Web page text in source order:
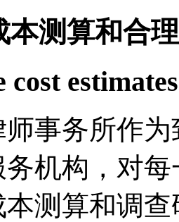
本测算和合
cost
师事务所作
机构，对
测算和调查